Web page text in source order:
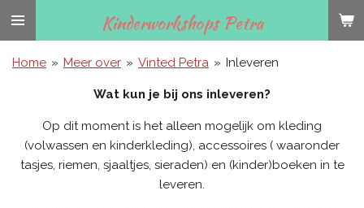
Ga
naar
Kinderworkshops Petra
Home » Meer over » Vinted Petra » Inleveren
Wat kun je bij ons inleveren?
Op dit moment is het alleen mogelijk om kleding
(volwassen en kinderkleding), accessoires ( waaronder
tasjes, riemen, sjaaltjes, sieraden) en (kinder)boeken in te
leveren.